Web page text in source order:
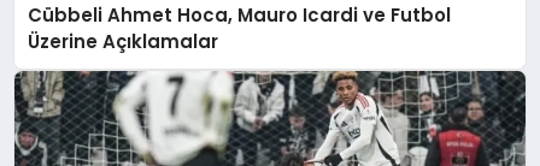
Cübbeli Ahmet Hoca, Mauro Icardi ve Futbol
Üzerine Açıklamalar